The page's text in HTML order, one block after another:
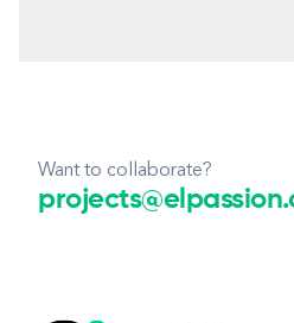
Want to collaborate?